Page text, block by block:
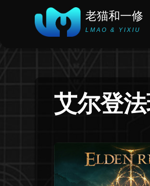
老猫和一修
LMAO & YIXIU
艾尔登